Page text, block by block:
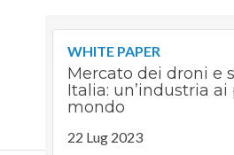
WHITE PAPER
Mercato dei droni e
Italia: un’industria
mondo
22 Lug 2023